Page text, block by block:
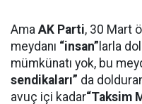
Ama AK Parti, 30 Mart
meydanı “insan” larla
mümkünatı yok, bu
sendikaları” da
avuç içi kadar“Taksim